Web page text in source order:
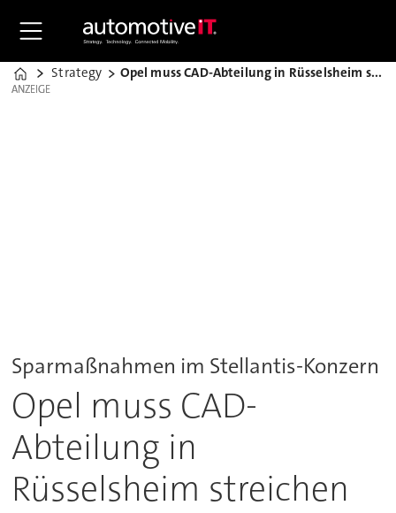
Home
Strategy Opel muss CAD-Abteilung in Rüsselsheim streichen
ANZEIGE
ANZEIGE
Sparmaßnahmen im Stellantis-Konzern
Opel muss CAD-
Abteilung in
Rüsselsheim streichen